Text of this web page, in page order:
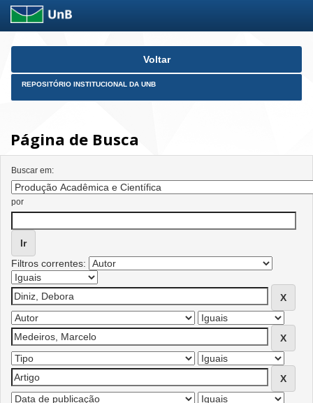
Skip
Voltar
REPOSITÓRIO INSTITUCIONAL DA UNB
Página de Busca
Buscar em:
por
Filtros correntes: